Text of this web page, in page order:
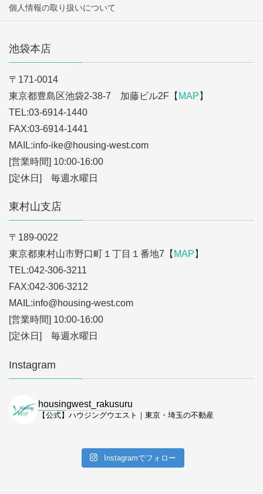
個人情報の取り扱いについて
池袋本店
〒171-0014
東京都豊島区池袋2-38-7 加藤ビル2F【 MAP 】
TEL:03-6914-1440
FAX:03-6914-1441
MAIL:info-ike@housing-west.com
[営業時間] 10:00-16:00
[定休日] 毎週水曜日
東村山支店
〒189-0022
東京都東村山市野口町１丁目１番地7【 MAP 】
TEL:042-306-3211
FAX:042-306-3212
MAIL:info@housing-west.com
[営業時間] 10:00-16:00
[定休日] 毎週水曜日
Instagram
housingwest_rakusuru
【公式】ハウジングウエスト｜東京・埼玉の不動産
Instagramでフォロー